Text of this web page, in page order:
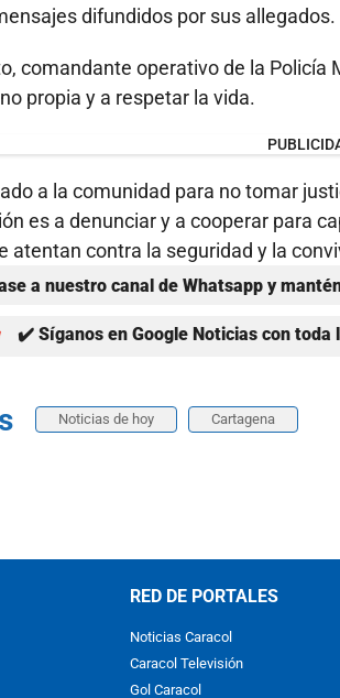
difundidos por sus allegados.
comandante operativo de la
propia y a respetar la vida.
a la comunidad para no tomar
es a denunciar y a cooperar para
contra la seguridad y la
a nuestro canal de Whatsapp y
✔️ Síganos en Google Noticias con toda
Noticias de hoy Cartagena
RED DE PORTALES
Noticias Caracol
Caracol Televisión
Gol Caracol